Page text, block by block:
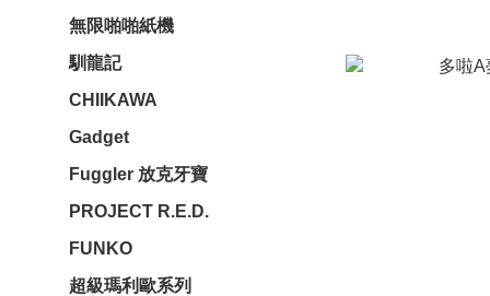
無限啪啪紙機
馴龍記
CHIIKAWA
Gadget
Fuggler 放克牙寶
PROJECT R.E.D.
FUNKO
超級瑪利歐系列